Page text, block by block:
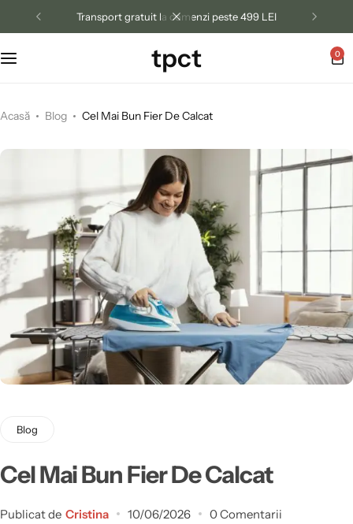
Transportul între 3 și 5 zile lucrătoare.
tpct 0
Acasă Blog Cel Mai Bun Fier De Calcat
Blog
Cel Mai Bun Fier De Calcat
Publicat de Cristina 10/06/2026 0 Comentarii